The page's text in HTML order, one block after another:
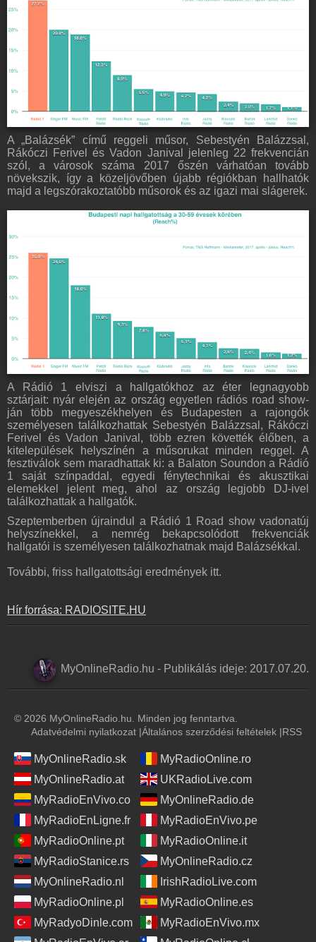
A „Balázsék” című reggeli műsor, Sebestyén Balázzsal,
Rákóczi Ferivel és Vadon Janival jelenleg 22 frekvencián
szól, a városok száma 2017 őszén várhatóan tovább
növekszik, így a közeljövőben újabb régiókban hallhatók
majd a legszórakoztatóbb műsorok és az igazi mai slágerek.
A Rádió 1 elviszi a hallgatókhoz az éter legnagyobb
sztárjait: nyár elején az ország egyetlen rádiós road show-
ján több megyeszékhelyen és Budapesten a rajongók
személyesen találkozhattak Sebestyén Balázzsal, Rákóczi
Ferivel és Vadon Janival, több ezren követték élőben, a
kitelepülések helyszínén a műsorukat minden reggel. A
fesztiválok sem maradhattak ki: a Balaton Soundon a Rádió
1 saját színpaddal, egyedi fénytechnikai és akusztikai
elemekkel jelent meg, ahol az ország legjobb DJ-ivel
találkozhattak a hallgatók.
Szeptemberben újraindul a Rádió 1 Road show vadonatúj
helyszínekkel, a nemrég bekapcsolódott frekvenciák
hallgatói is személyesen találkozhatnak majd Balázsékkal.
További, friss hallgatottsági eredmények itt.
Hír forrása: RADIOSITE.HU
MyOnlineRadio.hu - Publikálás ideje: 2017.07.20.
© 2026 MyOnlineRadio.hu. Minden jog fenntartva.
Adatvédelmi nyilatkozat |Általános szerződési feltételek |RSS
MyOnlineRadio.sk
MyRadioOnline.ro
MyOnlineRadio.at
UKRadioLive.com
MyRadioEnVivo.co
MyOnlineRadio.de
MyRadioEnLigne.fr
MyRadioEnVivo.pe
MyRadioOnline.pt
MyRadioOnline.it
MyRadioStanice.rs
MyOnlineRadio.cz
MyOnlineRadio.nl
IrishRadioLive.com
MyRadioOnline.pl
MyRadioOnline.es
MyRadyoDinle.com
MyRadioEnVivo.mx